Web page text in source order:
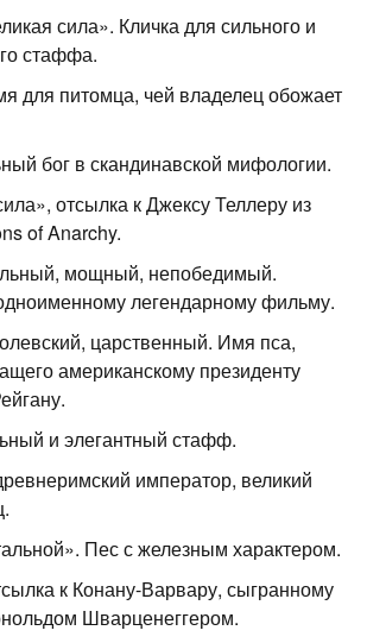
сила». Кличка для сильного и
стаффа.
для питомца, чей владелец обожает
бог в скандинавской мифологии.
отсылка к Джексу Теллеру из
of Anarchy.
мощный, непобедимый.
легендарному фильму.
царственный. Имя пса,
американскому президенту
и элегантный стафф.
император, великий
Пес с железным характером.
к Конану-Варвару, сыгранному
Шварценеггером.